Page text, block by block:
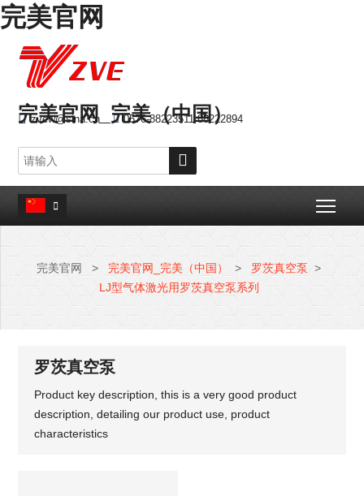
完美官网
完美官网_完美（中国）
 zvew@sina.cn  0576-88223511 88222894


完美官网 > 完美官网_完美（中国） > 罗茨真空泵 >
LJ型气体激光用罗茨真空泵系列
罗茨真空泵
Product key description, this is a very good product
description, detailing our product use, product
characteristics